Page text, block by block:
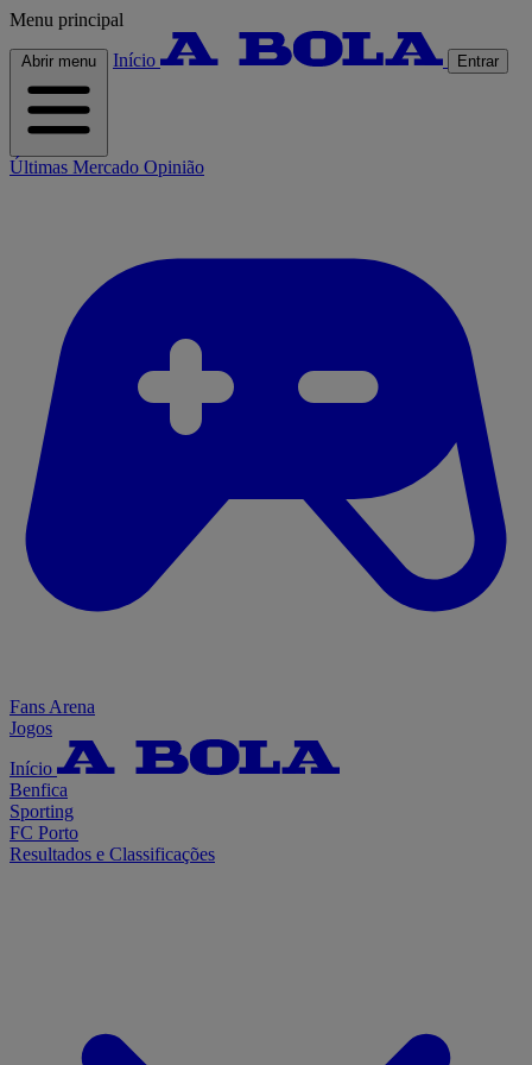
Menu principal
Abrir menu Início Entrar
Últimas Mercado Opinião
Fans Arena
Jogos
Início
Benfica
Sporting
FC Porto
Resultados e Classificações